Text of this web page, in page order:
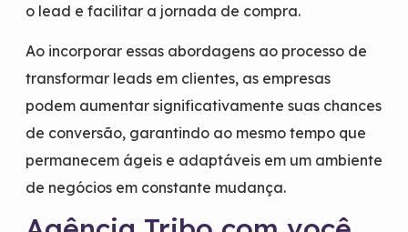
o lead e facilitar a jornada de compra.
Ao incorporar essas abordagens ao processo de
transformar leads em clientes, as empresas
podem aumentar significativamente suas chances
de conversão, garantindo ao mesmo tempo que
permanecem ágeis e adaptáveis em um ambiente
de negócios em constante mudança.